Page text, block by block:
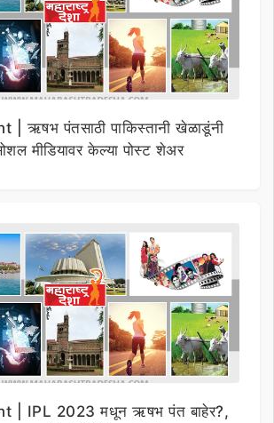
| ऋषभ पंतसाठी पाकिस्तानी खेळाडूंनी
मीडियावर केल्या पोस्ट शेअर
| IPL 2023 मधून ऋषभ पंत बाहेर?,